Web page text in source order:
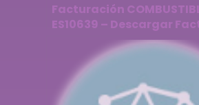
Facturación
ES10639 – Descargar